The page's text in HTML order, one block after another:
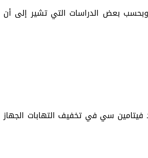
بعض الدراسات التي تشير إلى أن
فيتامين سي في تخفيف التهابات الجهاز